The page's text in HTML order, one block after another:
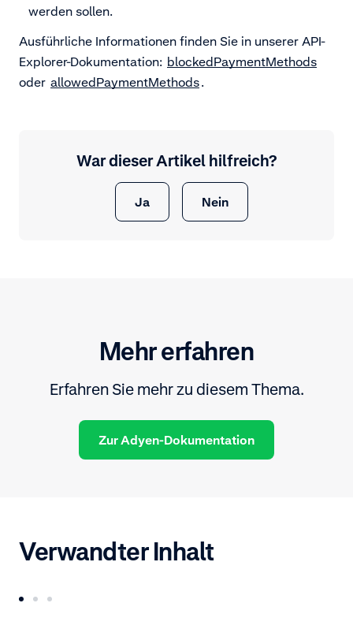
werden sollen.
Ausführliche Informationen finden Sie in unserer API-
Explorer-Dokumentation: blockedPaymentMethods
oder allowedPaymentMethods.
War dieser Artikel hilfreich?
Ja Nein
Mehr erfahren
Erfahren Sie mehr zu diesem Thema.
Zur Adyen-Dokumentation
Verwandter Inhalt